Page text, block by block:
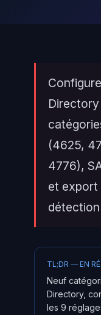
Directory
(4625,
4776),
et export
détection
TL;DR — EN
Neuf
Directory,
les 9